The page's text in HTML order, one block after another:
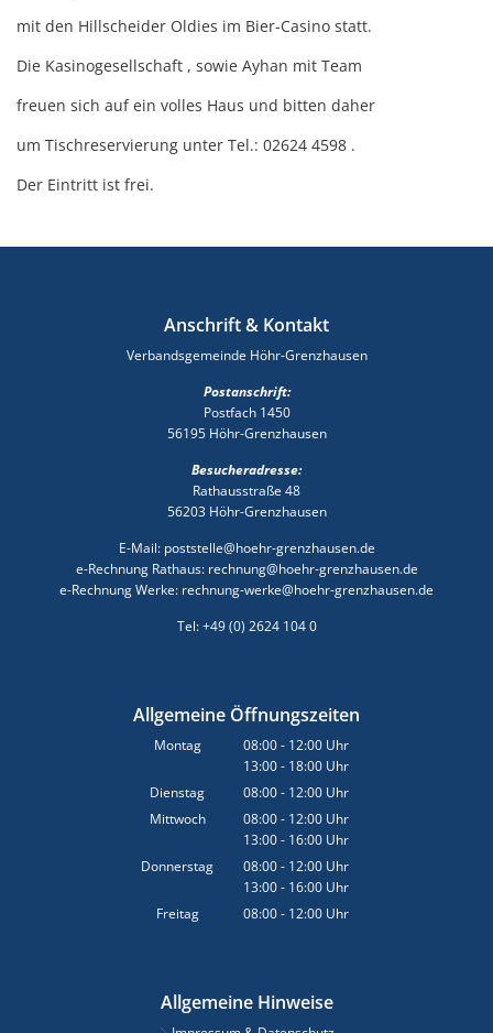
mit den Hillscheider Oldies im Bier-Casino statt.
Die Kasinogesellschaft , sowie Ayhan mit Team
freuen sich auf ein volles Haus und bitten daher
um Tischreservierung unter Tel.: 02624 4598 .
Der Eintritt ist frei.
Anschrift & Kontakt
Verbandsgemeinde Höhr-Grenzhausen
Postanschrift:
Postfach 1450
56195 Höhr-Grenzhausen
Besucheradresse:
Rathausstraße 48
56203 Höhr-Grenzhausen
E-Mail: poststelle@hoehr-grenzhausen.de
e-Rechnung Rathaus: rechnung@hoehr-grenzhausen.de
e-Rechnung Werke: rechnung-werke@hoehr-grenzhausen.de
Tel: +49 (0) 2624 104 0
Allgemeine Öffnungszeiten
Montag 08:00- 12:00 Uhr
Von 08:00 bis 12:00 Uhr
13:00- 18:00 Uhr
Von 13:00 bis 18:00 Uhr
Dienstag 08:00- 12:00 Uhr
Von 08:00 bis 12:00 Uhr
Mittwoch 08:00- 12:00 Uhr
Von 08:00 bis 12:00 Uhr
13:00- 16:00 Uhr
Von 13:00 bis 16:00 Uhr
Donnerstag 08:00- 12:00 Uhr
Von 08:00 bis 12:00 Uhr
13:00- 16:00 Uhr
Von 13:00 bis 16:00 Uhr
Freitag 08:00- 12:00 Uhr
Allgemeine Hinweise